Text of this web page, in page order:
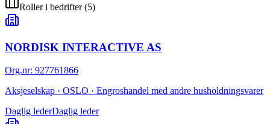
Roller i bedrifter(5)
NORDISK INTERACTIVE AS
Org.nr: 927761866
Aksjeselskap · OSLO · Engroshandel med andre husholdningsvarer
Daglig lederDaglig leder